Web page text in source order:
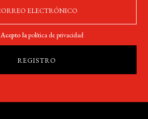
Acepto lapolítica de privacidad